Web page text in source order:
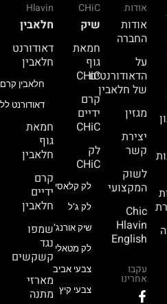
אודות
אודות
החברה
על
הדאודורנטים
של חלאבין
מגזין
יצירת
קשר
לשוק
המקצועי
Chic
Hlavin
English
עקבו
אחרינו
CHiC
שיק
חמאת
גוף
CHiC
קרם
ידיים
CHiC
לק
CHiC
לק קלאסי
לק ג’ל
שיק אורנג’
לק מטאלי
צבעי אביב
צבעי קיץ
Hlavin
חלאבין
דאודורנט
חלאבין
חלאבין
דאודורנט
חמאת
גוף
חלאבין
קרם
ידיים
חלאבין
שמפו
נגד
קשקשים
מארזי
מתנה